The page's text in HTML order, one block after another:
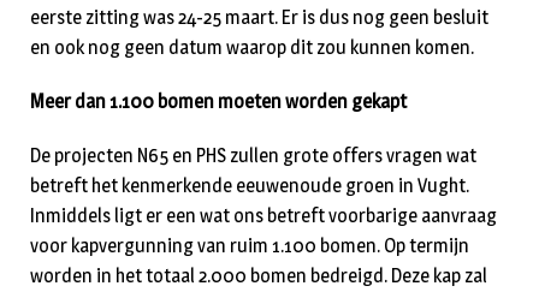
eerste zitting was 24-25 maart. Er is dus nog geen besluit
en ook nog geen datum waarop dit zou kunnen komen.
Meer dan 1.100 bomen moeten worden gekapt
De projecten N65 en PHS zullen grote offers vragen wat
betreft het kenmerkende eeuwenoude groen in Vught.
Inmiddels ligt er een wat ons betreft voorbarige aanvraag
voor kapvergunning van ruim 1.100 bomen. Op termijn
worden in het totaal 2.000 bomen bedreigd. Deze kap zal